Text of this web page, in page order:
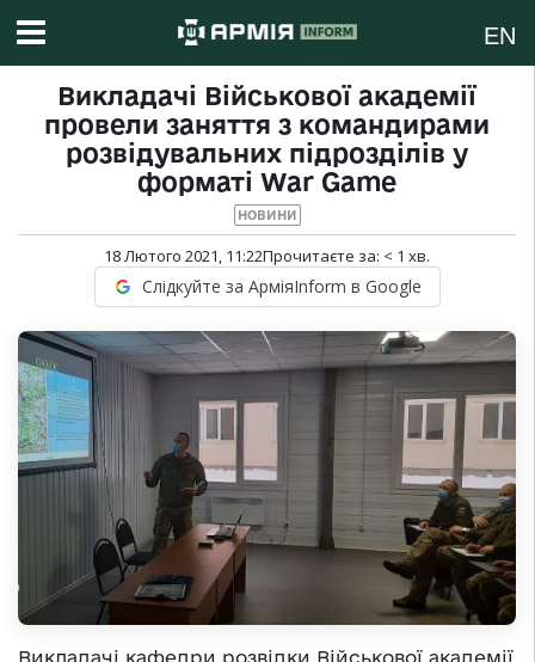
EN
Викладачі Військової академії
провели заняття з командирами
розвідувальних підрозділів у
форматі War Game
НОВИНИ
18 Лютого 2021, 11:22Прочитаєте за: < 1 хв.
Слідкуйте за АрміяInform в Google
Викладачі кафедри розвідки Військової академії